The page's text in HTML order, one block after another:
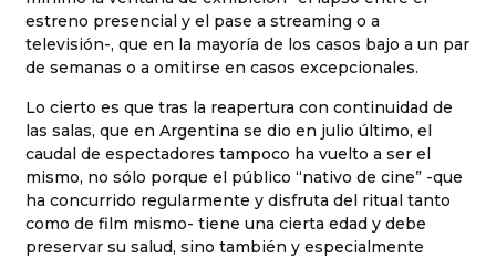
estreno presencial y el pase a streaming o a
televisión-, que en la mayoría de los casos bajo a un par
de semanas o a omitirse en casos excepcionales.
Lo cierto es que tras la reapertura con continuidad de
las salas, que en Argentina se dio en julio último, el
caudal de espectadores tampoco ha vuelto a ser el
mismo, no sólo porque el público “nativo de cine” -que
ha concurrido regularmente y disfruta del ritual tanto
como de film mismo- tiene una cierta edad y debe
preservar su salud, sino también y especialmente